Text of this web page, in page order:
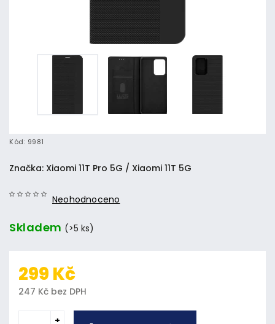
Kód: 9981
Neohodnoceno
Značka: Xiaomi 11T Pro 5G / Xiaomi 11T 5G
Skladem (>5 ks)
299 Kč
247 Kč bez DPH